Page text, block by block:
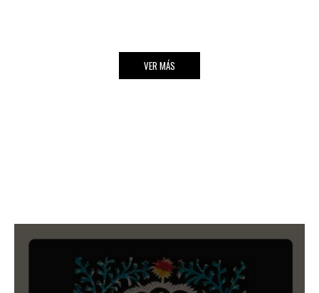
VER MÁS